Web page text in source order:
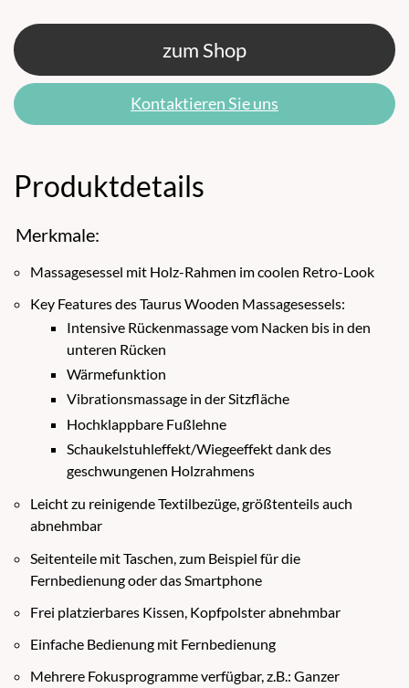
zum Shop
Kontaktieren Sie uns
Produktdetails
Merkmale:
Massagesessel mit Holz-Rahmen im coolen Retro-Look
Key Features des Taurus Wooden Massagesessels:
Intensive Rückenmassage vom Nacken bis in den
unteren Rücken
Wärmefunktion
Vibrationsmassage in der Sitzfläche
Hochklappbare Fußlehne
Schaukelstuhleffekt/Wiegeeffekt dank des
geschwungenen Holzrahmens
Leicht zu reinigende Textilbezüge, größtenteils auch
abnehmbar
Seitenteile mit Taschen, zum Beispiel für die
Fernbedienung oder das Smartphone
Frei platzierbares Kissen, Kopfpolster abnehmbar
Einfache Bedienung mit Fernbedienung
Mehrere Fokusprogramme verfügbar, z.B.: Ganzer